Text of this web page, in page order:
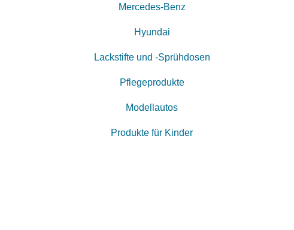
Mercedes-Benz
Hyundai
Lackstifte und -Sprühdosen
Pflegeprodukte
Modellautos
Produkte für Kinder